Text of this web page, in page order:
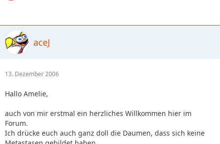
aceJ
13. Dezember 2006
Hallo Amelie,
auch von mir erstmal ein herzliches Willkommen hier im
Forum.
Ich drücke euch auch ganz doll die Daumen, dass sich keine